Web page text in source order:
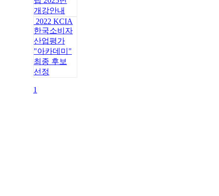
개강안내
2022 KCIA
한국소비자
산업평가
"아카데미"
최종 후보
선정
1